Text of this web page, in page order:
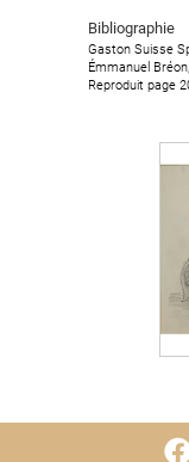
Bibliographie
Gaston Suisse
Émmanuel
Reproduit page
Bibliographie
Gaston Suisse
Émmanuel
Reproduit page